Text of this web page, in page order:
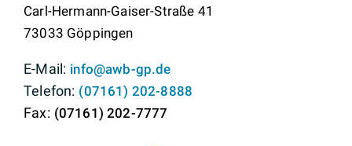
Carl-Hermann-Gaiser-Straße 41
73033 Göppingen
info@awb-gp.de
(071 61) 202-8888
(071 61) 202-7777